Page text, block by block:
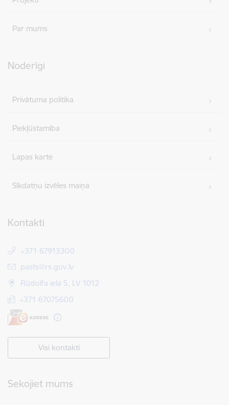
Par mums
Noderīgi
Privātuma politika
Piekļūstamība
Lapas karte
Sīkdatņu izvēles maiņa
Kontakti
+371 67913300
E-pasts:
pasts@rs.gov.lv
Rūdolfa iela 5, LV 1012
+371 67075600
Visi kontakti
Sekojiet mums